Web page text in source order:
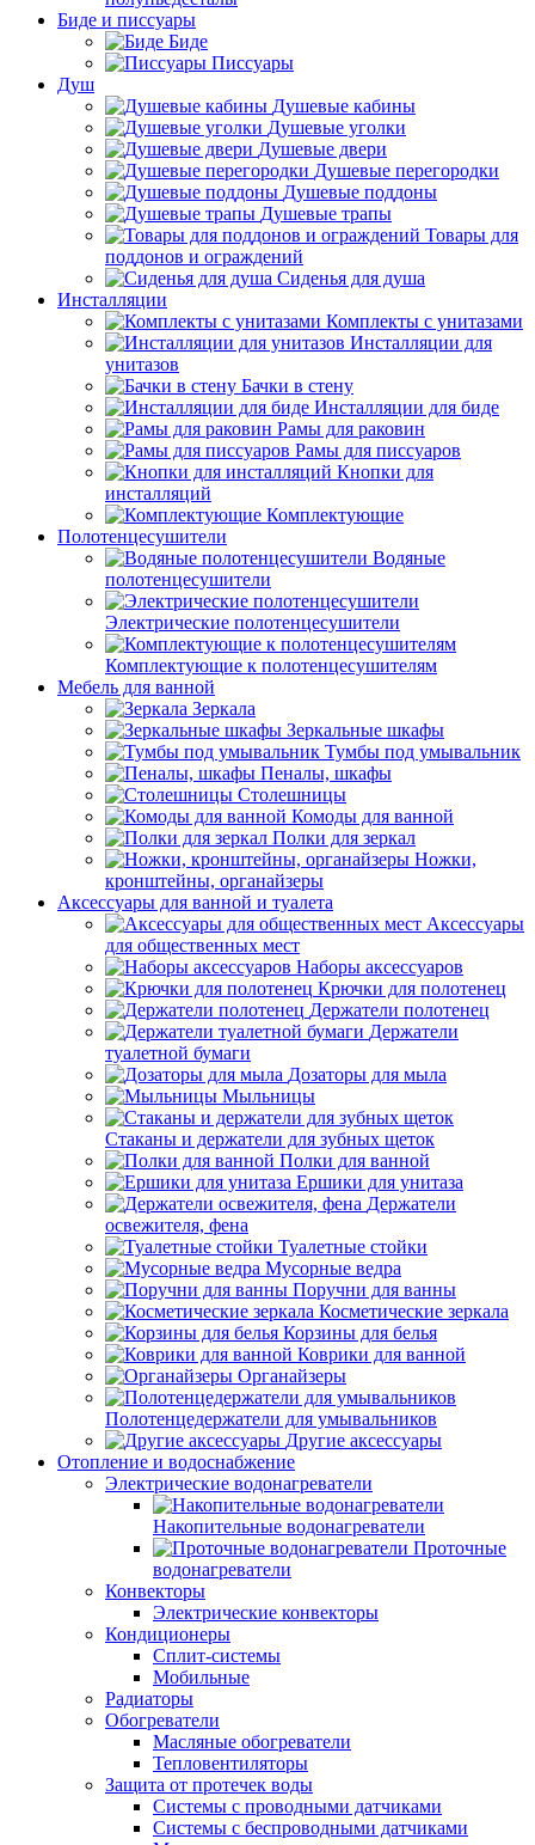
Биде и писсуары
Биде
Писсуары
Душ
Душевые кабины
Душевые уголки
Душевые двери
Душевые перегородки
Душевые поддоны
Душевые трапы
Товары для
поддонов и ограждений
Сиденья для душа
Инсталляции
Комплекты с унитазами
Инсталляции для
унитазов
Бачки в стену
Инсталляции для биде
Рамы для раковин
Рамы для писсуаров
Кнопки для
инсталляций
Комплектующие
Полотенцесушители
Водяные
полотенцесушители
Электрические полотенцесушители
Комплектующие к полотенцесушителям
Мебель для ванной
Зеркала
Зеркальные шкафы
Тумбы под умывальник
Пеналы, шкафы
Столешницы
Комоды для ванной
Полки для зеркал
Ножки,
кронштейны, органайзеры
Аксессуары для ванной и туалета
Аксессуары
для общественных мест
Наборы аксессуаров
Крючки для полотенец
Держатели полотенец
Держатели
туалетной бумаги
Дозаторы для мыла
Мыльницы
Стаканы и держатели для зубных щеток
Полки для ванной
Ершики для унитаза
Держатели
освежителя, фена
Туалетные стойки
Мусорные ведра
Поручни для ванны
Косметические зеркала
Корзины для белья
Коврики для ванной
Органайзеры
Полотенцедержатели для умывальников
Другие аксессуары
Отопление и водоснабжение
Электрические водонагреватели
Накопительные водонагреватели
Проточные
водонагреватели
Конвекторы
Электрические конвекторы
Кондиционеры
Сплит-системы
Мобильные
Радиаторы
Обогреватели
Масляные обогреватели
Тепловентиляторы
Защита от протечек воды
Системы с проводными датчиками
Системы с беспроводными датчиками